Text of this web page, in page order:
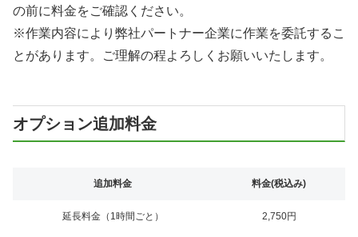
の前に料金をご確認ください。
※作業内容により弊社パートナー企業に作業を委託するこ
とがあります。ご理解の程よろしくお願いいたします。
オプション追加料金
追加料金 料金(税込み)
延長料金（1時間ごと） 2,750円